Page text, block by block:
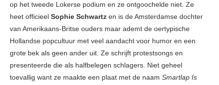
op het tweede Lokerse podium en ze ontgoochelde niet. Ze
heet officieel Sophie Schwartz en is de Amsterdamse dochter
van Amerikaans-Britse ouders maar ademt de oertypische
Hollandse popcultuur met veel aandacht voor humor en een
grote bek als geen ander uit. Ze schrijft protestsongs en
presenteerde die als halfbelegen schlagers. Niet geheel
toevallig want ze maakte een plaat met de naam Smartlap Is